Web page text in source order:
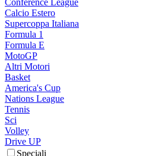
Conference League
Calcio Estero
Supercoppa Italiana
Formula 1
Formula E
MotoGP
Altri Motori
Basket
America's Cup
Nations League
Tennis
Sci
Volley
Drive UP
Speciali